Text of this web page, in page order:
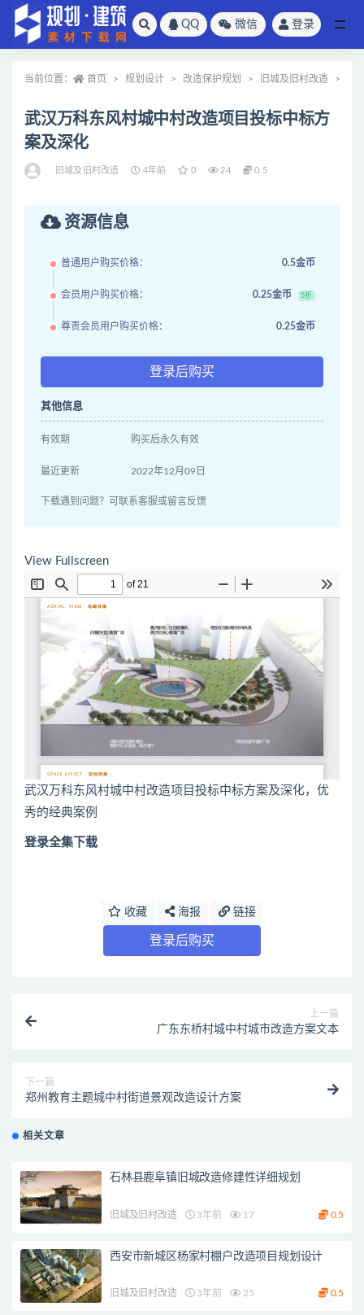
QQ 微信 登录
当前位置： 首页 规划设计 改造保护规划 旧城及旧村改造
武汉万科东风村城中村改造项目投标中标方
案及深化
旧城及旧村改造 4年前 0 24 0.5
资源信息
普通用户购买价格： 0.5金币
会员用户购买价格： 0.25金币 5折
尊贵会员用户购买价格： 0.25金币
登录后购买
其他信息
有效期 购买后永久有效
最近更新 2022年12月09日
下载遇到问题？可联系客服或留言反馈
View Fullscreen
武汉万科东风村城中村改造项目投标中标方案及深化，优
秀的经典案例
登录全集下载
收藏 海报 链接
登录后购买
上一篇
广东东桥村城中村城市改造方案文本
下一篇
郑州教育主题城中村街道景观改造设计方案
相关文章
石林县鹿阜镇旧城改造修建性详细规划
旧城及旧村改造 3年前 17 0.5
西安市新城区杨家村棚户改造项目规划设计
旧城及旧村改造 3年前 25 0.5
全部